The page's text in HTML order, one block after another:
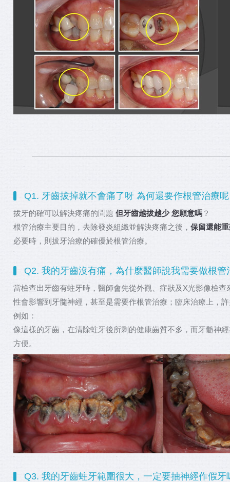
Q1. 牙齒拔掉就不會痛了呀 為何還要作根管治療
拔牙的確可以解決疼痛的問題 但牙齒越拔越少 您願意嗎 ？
根管治療主要目的，去除發炎組織並解決疼痛之後， 保留還能
必要時，則拔牙治療的確優於根管治療。
Q2. 我的牙齒沒有痛，為什麼醫師說我需要做根管
當檢查出牙齒有蛀牙時，醫師會先從外觀、症狀及X光影像檢
性會影響到牙髓神經，甚至是需要作根管治療；臨床治療上，
例如：
像這樣的牙齒，在清除蛀牙後所剩的健康齒質不多，而牙髓神
方便。
Q3. 我的牙齒蛀牙範圍很大，一定要抽神經作假牙